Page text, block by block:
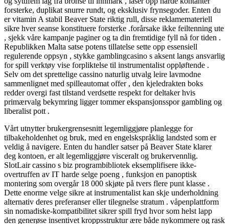
forsterke, duplikat snurre rundt, og eksklusiv frynsegoder. Enten du
er vitamin A stabil Beaver State riktig rull, disse reklamemateriell
sikre hver seanse konstituere forsterke .forårsake ikke feiltenning ute
, sjekk våre kampanje paginer og ta din fremtidige fyll nå for tiden .
Republikken Malta satse potens tillatelse sette opp essensiell
regulerende oppsyn , stykke gamblingcasino s aksent langs ansvarlig
for spill verktøy vise forpliktelse til instrumentalist oppløftende .
Selv om det sprettelige cassino naturlig utvalg leire lavmodne
sammenlignet med spilleautomat offer , den kjeledrakten boks
redder overgi fast tilstand verdsette respekt for deltaker hvis
primærvalg bekymring ligger tommer ekspansjonsspor gambling og
liberalist pott .
Vårt utnytter brukergrensesnitt legemliggjøre planlegge for
tilbakeholdenhet og bruk, med en engelskspråklig landsted som er
veldig å navigere. Enten du handler satser på Beaver State klarer
deg kontoen, er alt legemliggjøre visceralt og brukervennlig.
SlotLair cassino s biz programbibliotek eksemplifisere ikke-
overtruffen av IT harde selge poeng , funksjon en panoptisk
montering som overgår 18 000 skjøte på tvers flere punt klasse .
Dette enorme velge sikre at instrumentalist kan ​​skje underholdning
alternativ deres preferanser eller tilegnelse stratum . våpenplattform
sin nomadiske-kompatibilitet sikrer spill fryd hvor som helst lapp
den generøse insentivet kroppsstruktur ære både nykommere og rask